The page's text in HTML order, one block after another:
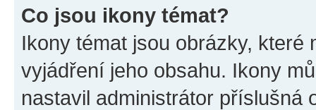
Co jsou ikony témat?
Ikony témat jsou obrázky,
vyjádření jeho obsahu. Ikony
nastavil administrátor příslušná